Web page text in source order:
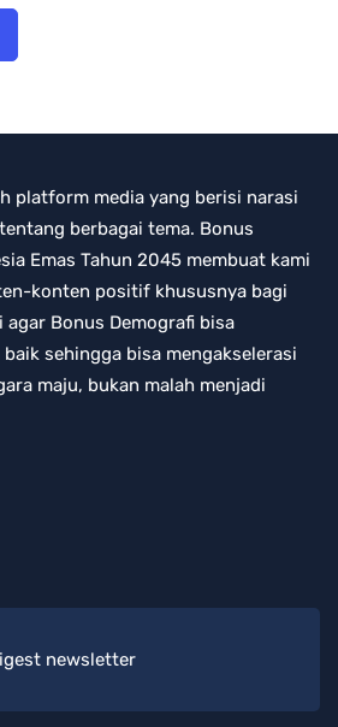
platform media yang berisi narasi
berbagai tema. Bonus
Emas Tahun 2045 membuat kami
konten positif khususnya bagi
agar Bonus Demografi bisa
sehingga bisa mengakselerasi
maju, bukan malah menjadi
newsletter